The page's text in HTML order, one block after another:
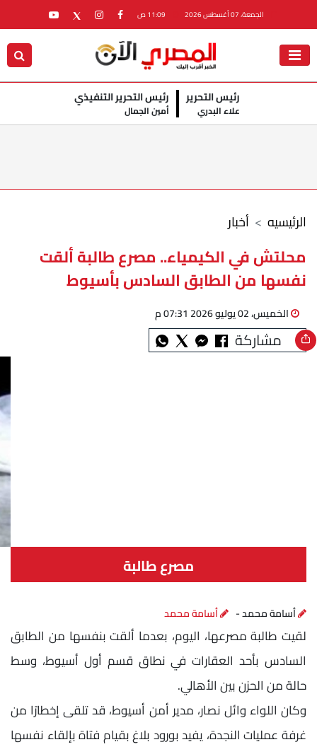
الجمعة، 07 أغسطس 2026
رئيس التحرير
علاء البدري
رئيس التحرير التنفيذي
أمين الجمال
أخبار الرئيسيه
محلتش في الكيمياء.. مصرع طالبة ألقت
نفسها من الطابق السادس بأسيوط
الخميس، 02 يوليو 2026 07:31 م
مشاركة
مصرع طالبة
أسامة محمد - أسامة محمد
لقيت طالبة مصرعها، اليوم، بعدما ألقت بنفسها من الطابق
السادس بأحد العقارات في نطاق قسم أول أسيوط، وسط
حالة من الحزن بين الأهالي.
وكان اللواء وائل نصار، مدير أمن أسيوط، قد تلقى إخطارًا من
غرفة عمليات النجدة، يفيد بورود بلاغ بقيام فتاة بإلقاء نفسها